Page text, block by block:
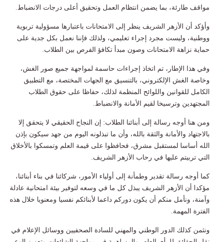
مواقف طارئة، بما يضمن انتظام العمل وتحقيق أعلى درجات الانضباط.
وأؤكد أن الأزهر الشريف ينظر إلى الامتحانات باعتبارها مسؤولية تربوية
ووطنية، وليست مجرد إجراء تعليمي، ولذلك فإننا نعمل بكل جدية على
حماية نزاهة الامتحانات وصون مبدأ تكافؤ الفرص بين الطلاب.
وفي هذا الإطار، تم اتخاذ إجراءات حاسمة لمواجهة جميع صور الغش،
وخاصة الغش الإلكتروني، بالتنسيق مع الجهات المختصة، مع التطبيق
الكامل للقوانين واللوائح المنظمة لذلك، حفاظا على حقوق الطلاب
المجتهدين وترسيخا لقيم الأمانة والانضباط.
ومن هنا أوجه رسالة إلى أبنائنا الطلاب: إن النجاح الحقيقي لا يتحقق إلا
بالاجتهاد والأمانة والثقة بالله، وأن ما تبذلونه اليوم من جهد سيكون بإذن
الله أساسا لمستقبل مشرق، فحافظوا على قيمة العلم وتمسكوا بالأخلاق
التي تربيتم عليها في رحاب الأزهر الشريف.
كما أوجه رسالة تقدير وطمأنة إلى أولياء الأمور، شركائنا في بناء أبنائنا،
مؤكدا أن الأزهر الشريف يبذل كل ما في وسعه لتوفير بيئة امتحانية عادلة
وآمنة، ونأمل منكم أن يكون دوركم داعما لأبنائكم نفسيا ومعنويا خلال هذه
الفترة المهمة.
ونثمن كذلك الدور الوطني والمهني للسادة الصحفيين ووسائل الإعلام في